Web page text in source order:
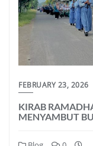
FEBRUARY 23, 2026
KIRAB
MENYAMBUT